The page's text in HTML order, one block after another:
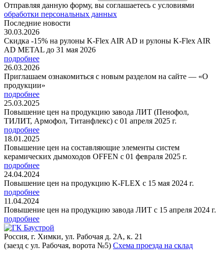
Отправляя данную форму, вы соглашаетесь с условиями
обработки персональных данных
Последние новости
30.03.2026
Скидка -15% на рулоны K-Flex AIR AD и рулоны K-Flex AIR
AD METAL до 31 мая 2026
подробнее
26.03.2026
Приглашаем ознакомиться с новым разделом на сайте — «О
продукции»
подробнее
25.03.2025
Повышение цен на продукцию завода ЛИТ (Пенофол,
ТИЛИТ, Армофол, Титанфлекс) с 01 апреля 2025 г.
подробнее
18.01.2025
Повышение цен на составляющие элементы систем
керамических дымоходов OFFEN с 01 февраля 2025 г.
подробнее
24.04.2024
Повышение цен на продукцию K-FLEX с 15 мая 2024 г.
подробнее
11.04.2024
Повышение цен на продукцию завода ЛИТ с 15 апреля 2024 г.
подробнее
Россия, г. Химки, ул. Рабочая д. 2А, к. 21
(заезд с ул. Рабочая, ворота №5) Схема проезда на склад